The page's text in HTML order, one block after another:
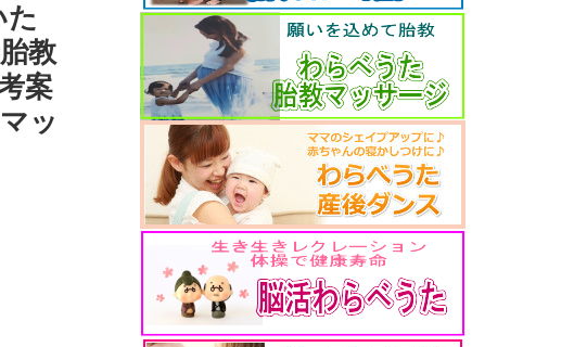
教
案
ッ